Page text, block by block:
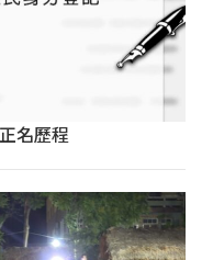
名歷程